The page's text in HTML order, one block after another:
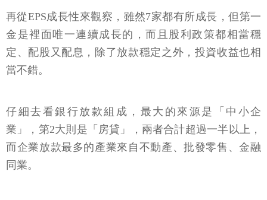
再從EPS成長性來觀察，雖然7家都有所成長，但第一
金是裡面唯一連續成長的，而且股利政策都相當穩
定、配股又配息，除了放款穩定之外，投資收益也相
當不錯。
仔細去看銀行放款組成，最大的來源是「中小企
業」，第2大則是「房貸」，兩者合計超過一半以上，
而企業放款最多的產業來自不動產、批發零售、金融
同業。